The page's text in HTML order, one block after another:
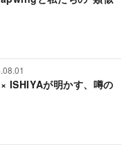
ISHIYAが明かす、噂の